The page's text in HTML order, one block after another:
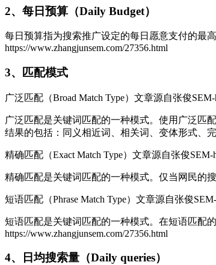
2、每日预算（Daily Budget）
每日预算指为搜索推广设定的每日愿意支付的最
https://www.zhangjunsem.com/27356.html
3、匹配模式
广泛匹配（Broad Match Type） 文章源自张俊SEM-
广泛匹配是关键词匹配的一种模式。使用广泛匹
结果的包括：同义相近词、相关词、变体形式、
精确匹配（Exact Match Type） 文章源自张俊SEM-
精确匹配是关键词匹配的一种模式。仅当网民的
短语匹配（Phrase Match Type） 文章源自张俊SEM-
短语匹配是关键词匹配的一种模式。在短语匹配
https://www.zhangjunsem.com/27356.html
4、日均搜索量（Daily queries）